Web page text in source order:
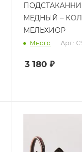
МЕДНЫЙ –
МЕЛЬХИОР
Много Арт.:
3 180 ₽